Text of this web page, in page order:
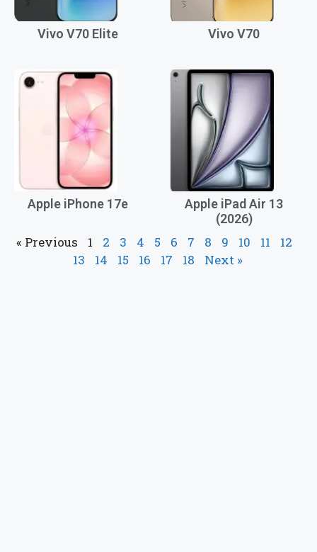
Vivo V70 Elite Vivo V70
Apple iPhone 17e
Apple iPad Air 13
(2026)
« Previous 1 2 3 4 5 6 7 8 9 10 11
12
13
14 15 16 17 18 Next »